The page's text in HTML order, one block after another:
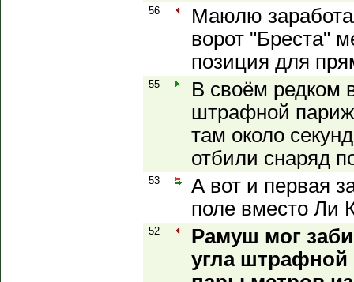
56
Маюлю
ворот "Бреста"
позиция для
55
В своём редком
штрафной
там около
отбили снаряд
53
А вот и первая
поле вместо Ли
52
Рамуш мог
угла штрафной